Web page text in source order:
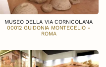
MUSEO DELLA VIA CORNICOLANA
00012 GUIDONIA MONTECELIO -
ROMA